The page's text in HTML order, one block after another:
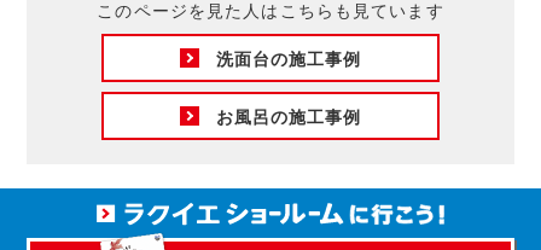
このページを見た人はこちらも見ています
洗面台の施工事例
お風呂の施工事例